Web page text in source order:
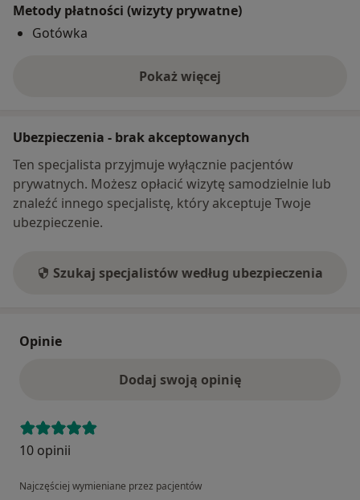
Metody płatności (wizyty prywatne)
Gotówka
Pokaż więcej
o adresie
Ubezpieczenia - brak akceptowanych
Ten specjalista przyjmuje wyłącznie pacjentów
prywatnych. Możesz opłacić wizytę samodzielnie lub
znaleźć innego specjalistę, który akceptuje Twoje
ubezpieczenie.
Szukaj specjalistów według ubezpieczenia
Opinie
Dodaj swoją opinię
10 opinii
Najczęściej wymieniane przez pacjentów